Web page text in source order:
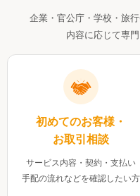
企業・官公庁・学校・旅
内容に応じて専
初めてのお客様・
お取引相談
サービス内容・契約・支払い
手配の流れなどを確認したい方